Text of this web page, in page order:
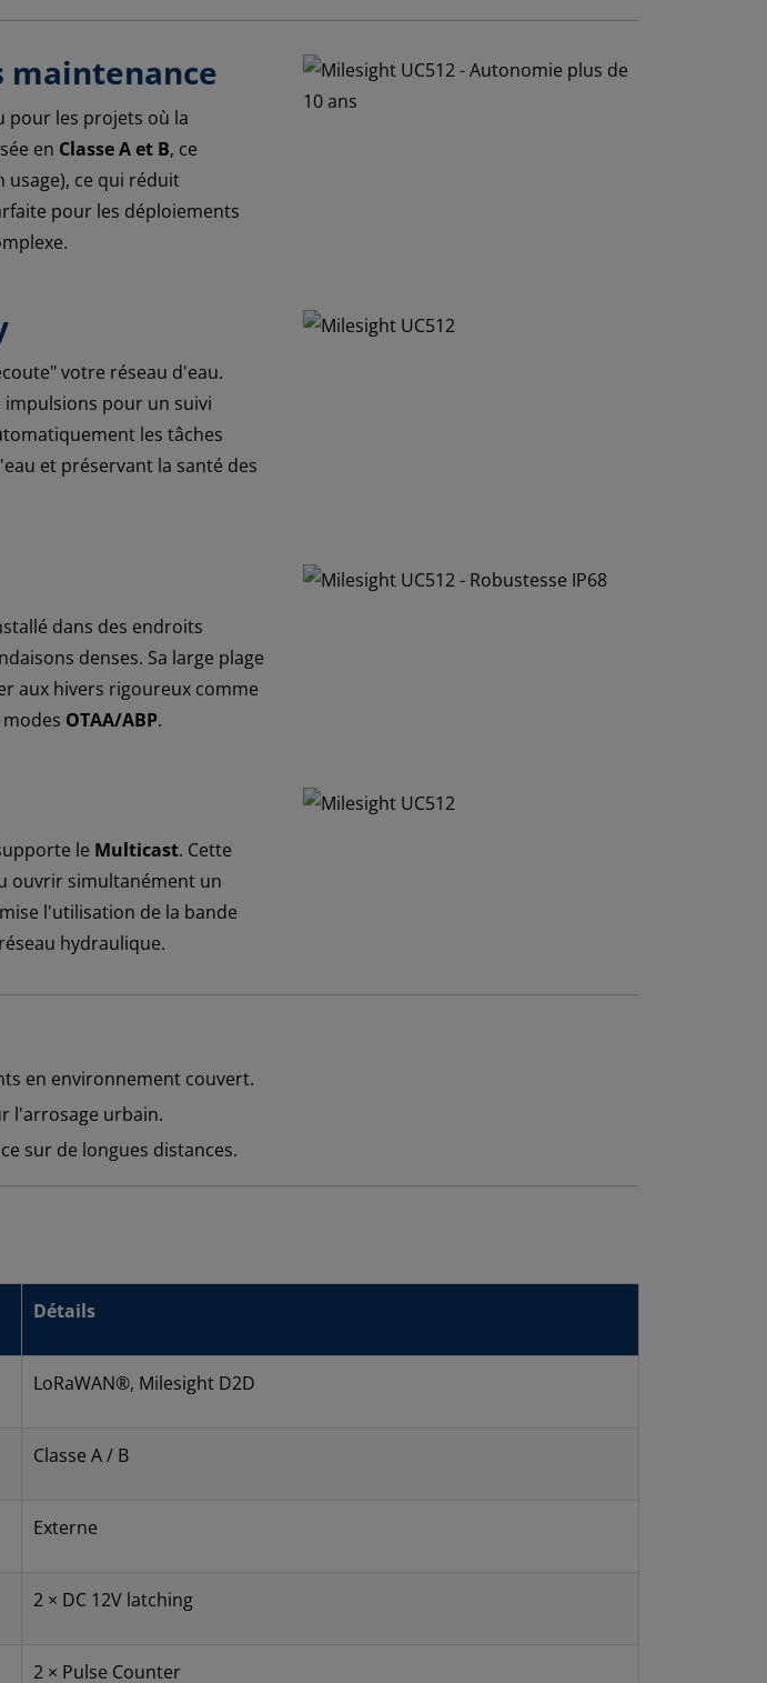
maintenance
pour les projets où la
en Classe A et B, ce
usage), ce qui réduit
pour les déploiements
votre réseau d'eau.
impulsions pour un suivi
les tâches
et préservant la santé des
dans des endroits
denses. Sa large plage
aux hivers rigoureux comme
OTAA/ABP.
le Multicast. Cette
ouvrir simultanément un
l'utilisation de la bande
hydraulique.
en environnement couvert.
l'arrosage urbain.
sur de longues distances.
Détails
LoRaWAN®, Milesight D2D
Classe A / B
Externe
2 × DC 12V latching
2 × Pulse Counter